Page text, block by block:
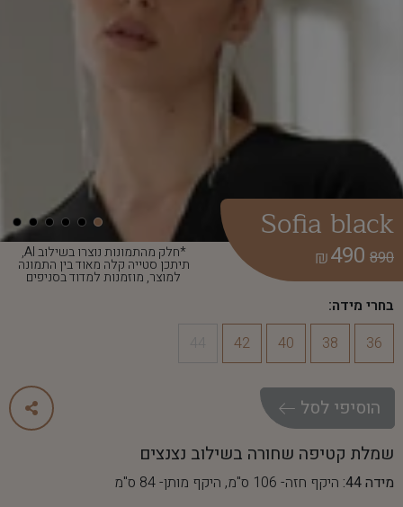
*חלק מהתמונות נוצרו בשילוב AI,
תיתכן סטייה קלה מאוד בין התמונה
למוצר, מוזמנות למדוד בסניפים
Sofia black
890
490
₪
בחרי מידה:
36
38
40
42
הוסיפי לסל
שמלת קטיפה שחורה בשילוב נצנצים
מידה 44:
היקף חזה- 106 ס"מ, היקף מותן- 84 ס"מ